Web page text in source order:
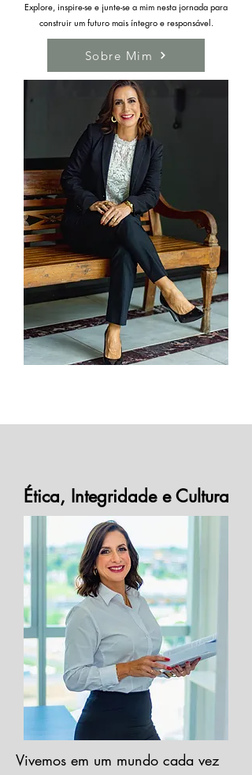
Explore, inspire-se e junte-se a mim nesta jornada para
construir um futuro mais íntegro e responsável.
Sobre Mim
Ética, Integridade e Cultura
Vivemos em um mundo cada vez